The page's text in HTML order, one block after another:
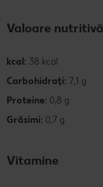
Valoare nutritivă
kcal: 38 kcal
Carbohidrați: 7,1 g
Proteine: 0,8 g
Grăsimi: 0,7 g
Vitamine